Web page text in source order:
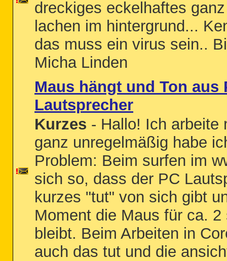
dreckiges eckelhaftes
lachen im hintergrund...
das muss ein virus sein..
Micha Linden
Maus hängt und Ton aus
Lautsprecher
Kurzes - Hallo! Ich arbeite
ganz unregelmäßig habe
Problem: Beim surfen im
sich so, dass der PC
kurzes "tut" von sich gibt
Moment die Maus für ca. 2
bleibt. Beim Arbeiten in
auch das tut und die